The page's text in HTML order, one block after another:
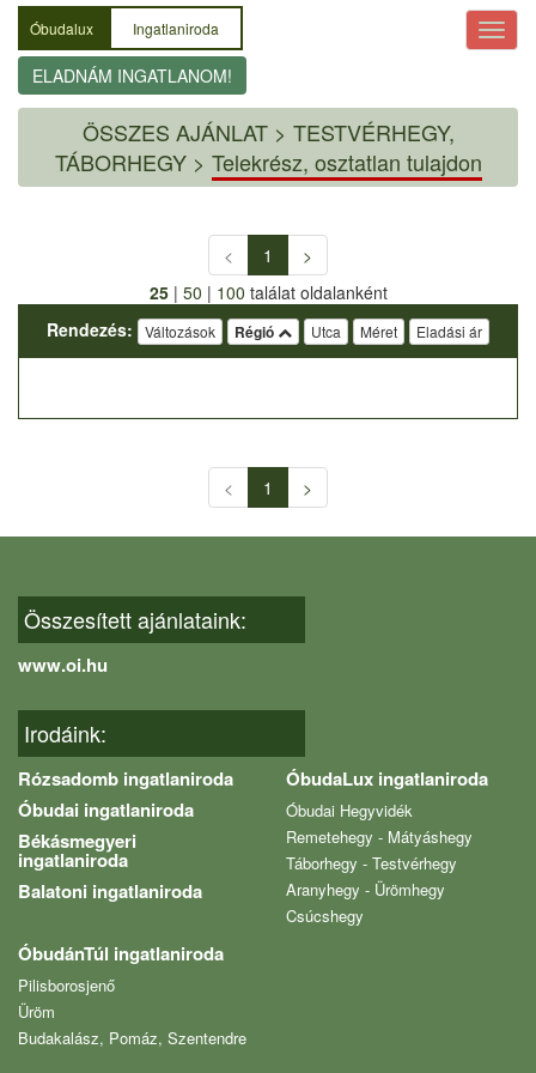
Óbudalux Ingatlaniroda
ELADNÁM INGATLANOM!
ÖSSZES AJÁNLAT> TESTVÉRHEGY,
TÁBORHEGY > Telekrész, osztatlan tulajdon
< 1
>
25| 50 | 100 találat oldalanként
Rendezés:
Változások Régió Utca Méret Eladási ár
< 1 >
Összesített ajánlataink:
www.oi.hu
Irodáink:
Rózsadomb ingatlaniroda
Óbudai ingatlaniroda
Békásmegyeri
ingatlaniroda
Balatoni ingatlaniroda
ÓbudaLux ingatlaniroda
Óbudai Hegyvidék
Remetehegy - Mátyáshegy
Táborhegy - Testvérhegy
Aranyhegy - Ürömhegy
Csúcshegy
ÓbudánTúl ingatlaniroda
Pilisborosjenő
Üröm
Budakalász, Pomáz, Szentendre